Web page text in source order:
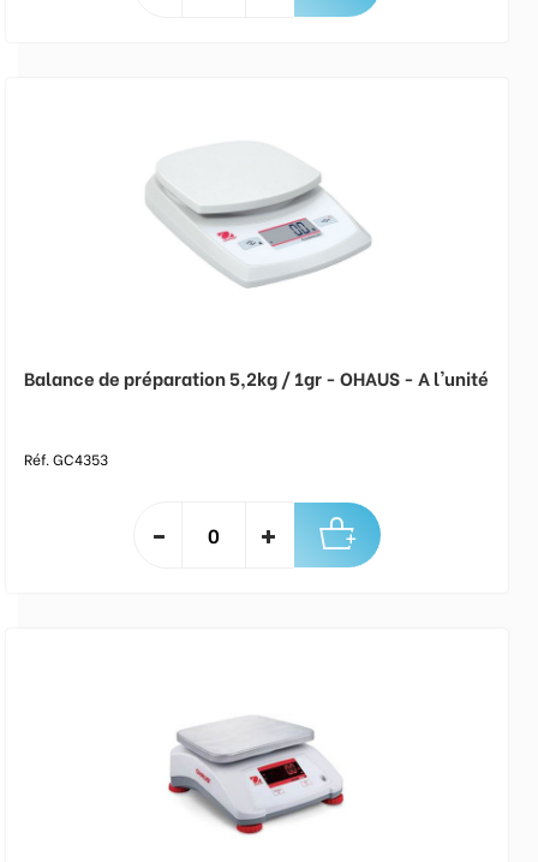
Balance de préparation 5,2kg / 1gr - OHAUS - A l'unité
Réf. GC4353